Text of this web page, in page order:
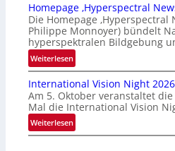
Homepage ‚Hyperspectral
Die Homepage ‚Hyperspectral
Philippe Monnoyer) bündelt
hyperspektralen Bildgebung
Weiterlesen:
H
o
m
e
p
a
International Vision Night 2026
Am 5. Oktober veranstaltet
Mal die International Vision
Weiterlesen:
I